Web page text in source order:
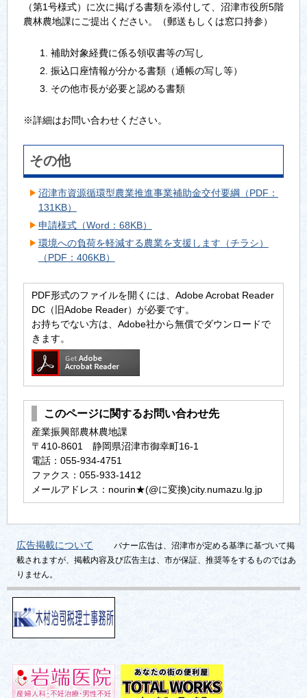
（第1号様式）に次に掲げる書類を添付して、沼津市役所5階
農林農地課にご提出ください。（郵送もしくは窓口持参）
補助対象経費に係る領収書等の写し
振込口座情報が分かる書類（通帳の写し等）
その他市長が必要と認める書類
※詳細はお問い合わせください。
その他
沼津市資源循環型農業推進事業補助金交付要綱（PDF：
131KB）
申請様式（Word：68KB）
環境への負荷を軽減する農業を支援します（チラシ）
（PDF：406KB）
PDF形式のファイルを開くには、Adobe Acrobat Reader
DC（旧Adobe Reader）が必要です。
お持ちでない方は、Adobe社から無償でダウンロードで
きます。
このページに関するお問い合わせ先
産業振興部農林農地課
〒410-8601 静岡県沼津市御幸町16-1
電話：055-934-4751
ファクス：055-933-1412
メールアドレス：nourin★(@に変換)city.numazu.lg.jp
広告掲載について
バナー広告は、沼津市が定める基準に基づいて掲
載されますが、掲載内容及び広告主は、市が保証、推奨等をするものではあ
りません。